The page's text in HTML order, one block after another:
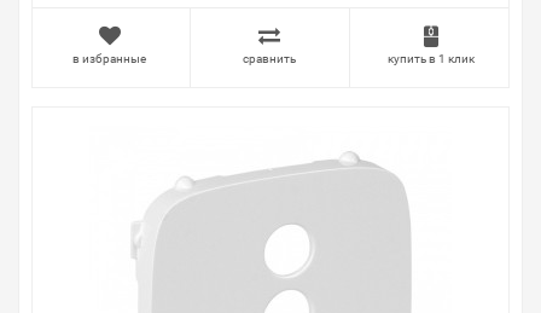
в избранные сравнить купить в 1 клик